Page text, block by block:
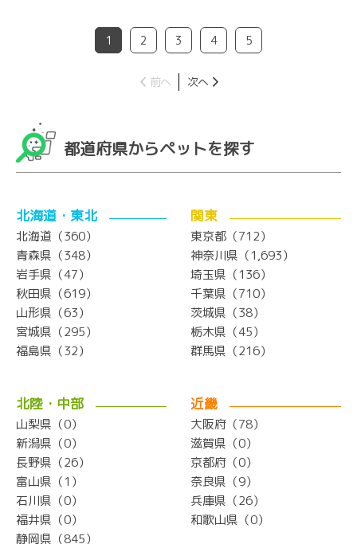
1 2 3 4 5
前へ 次へ
都道府県からペットを探す
北海道・東北
北海道（360）
青森県（348）
岩手県（47）
秋田県（619）
山形県（63）
宮城県（295）
福島県（32）
関東
東京都（712）
神奈川県（1,693）
埼玉県（136）
千葉県（710）
茨城県（38）
栃木県（45）
群馬県（216）
北陸・中部
山梨県（0）
新潟県（0）
長野県（26）
富山県（1）
石川県（0）
福井県（0）
静岡県（845）
近畿
大阪府（78）
滋賀県（0）
京都府（0）
奈良県（9）
兵庫県（26）
和歌山県（0）